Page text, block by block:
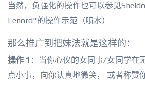
当然，负强化的操作也可以参见
Lenord"的操作示范（喷水）
那么推广到把妹法就是这样的：
操作 1 ：当你心仪的女同事/女同学在
点小事，向你认真地微笑， 或者称赞